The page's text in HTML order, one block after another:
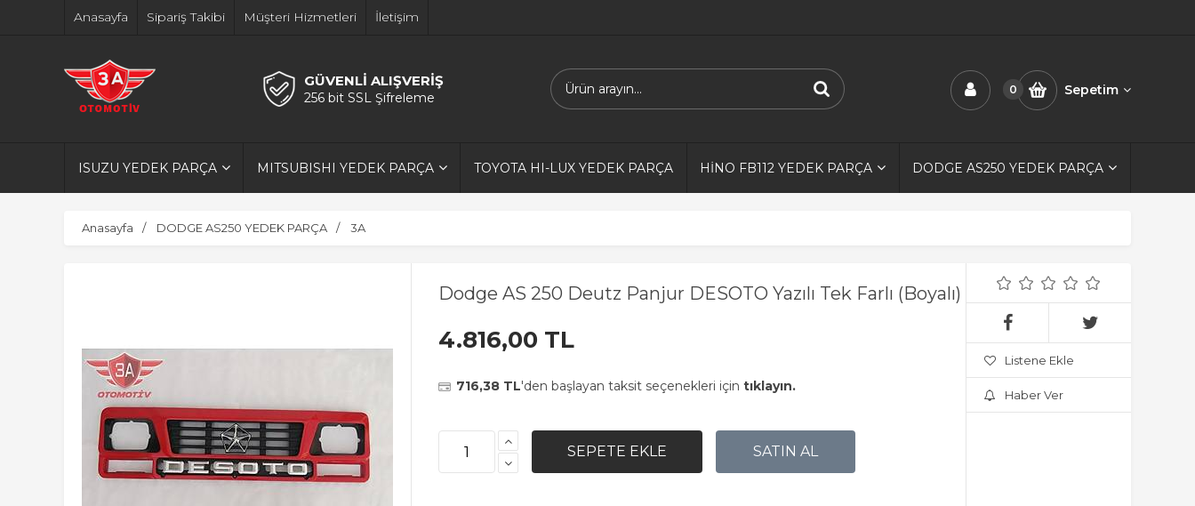
Anasayfa Sipariş Takibi Müşteri Hizmetleri İletişim
GÜVENLİ ALIŞVERİŞ
256 bit SSL Şifreleme
0 Sepetim
ISUZU YEDEK PARÇA MITSUBISHI YEDEK PARÇA TOYOTA HI-LUX YEDEK PARÇA HİNO FB112 YEDEK PARÇA DODGE AS250 YEDEK PARÇA
Anasayfa DODGE AS250 YEDEK PARÇA 3A
Dodge AS 250 Deutz Panjur DESOTO Yazılı Tek Farlı (Boyalı)
4.816,00 TL
716,38 TL'den başlayan taksit seçenekleri için tıklayın.
Listene Ekle
Haber Ver